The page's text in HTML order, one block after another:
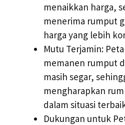
menaikkan harga,
menerima rumput
harga yang lebih
Mutu Terjamin:
memanen rumput
masih segar,
mengharapkan
dalam situasi
Dukungan untuk